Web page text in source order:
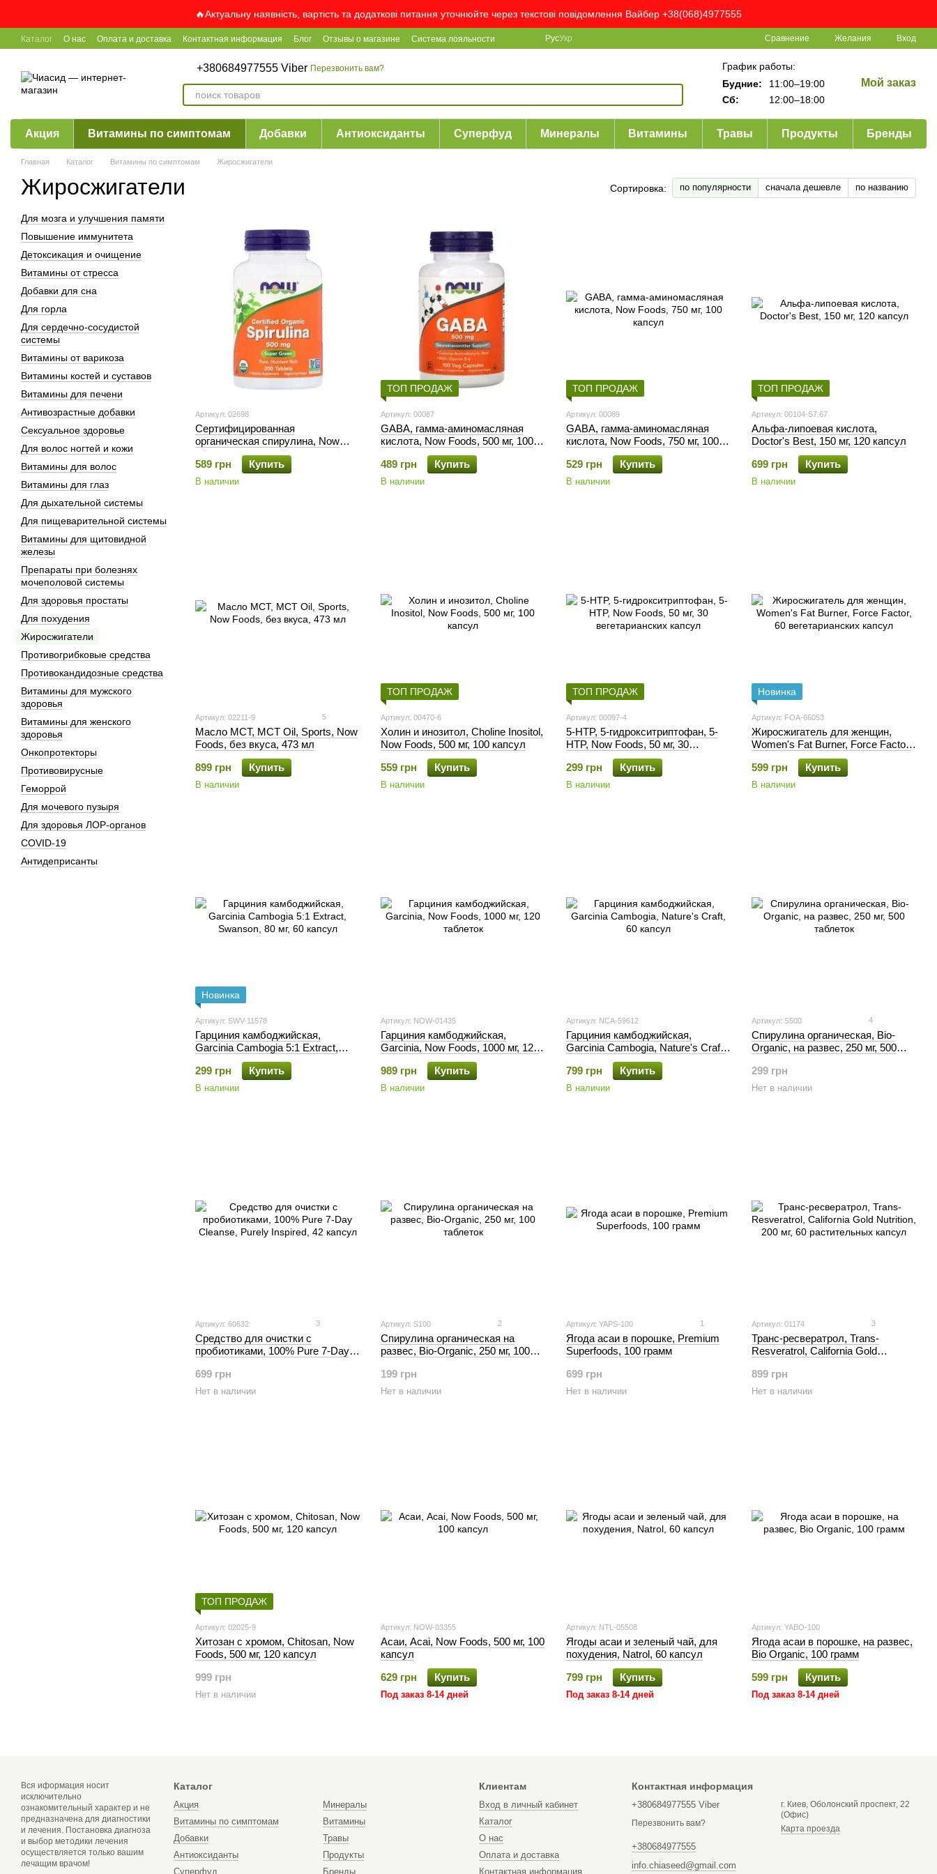
🔥Актуальну наявність, вартість та додаткові питання уточнюйте через текстові повідомлення Вайбер +38(068)4977555
Каталог О нас Оплата и доставка Контактная информация Блог Отзывы о магазине Система лояльности РусУкр Сравнение Желания Вход
+380684977555 Viber Перезвонить вам?
График работы:
Будние:
11:00–19:00
Сб:
12:00–18:00
Мой заказ
Акция Витамины по симптомам Добавки Антиоксиданты Суперфуд Минералы Витамины Травы Продукты Бренды
Главная Каталог Витамины по симптомам Жиросжигатели
Жиросжигатели Сортировка: по популярности сначала дешевле по названию
Артикул: 02698
Сертифицированная
органическая спирулина, Now
Foods, 500 мг, 200 таблеток
589 грн
Купить
В наличии
ТОП ПРОДАЖ
Артикул: 00087
GABA, гамма-аминомасляная
кислота, Now Foods, 500 мг, 100
489 грн
Купить
В наличии
ТОП ПРОДАЖ
Артикул: 00089
GABA, гамма-аминомасляная
кислота, Now Foods, 750 мг, 100
529 грн
Купить
В наличии
ТОП ПРОДАЖ
Артикул: 00104-S7.67
Альфа-липоевая кислота,
Doctor's Best, 150 мг, 120 капсул
699 грн
Купить
В наличии
Артикул: 02211-9 5
Масло МСТ, MCT Oil, Sports, Now
Foods, без вкуса, 473 мл
899 грн
Купить
В наличии
ТОП ПРОДАЖ
Артикул: 00470-6
Холин и инозитол, Choline Inositol,
Now Foods, 500 мг, 100 капсул
559 грн
Купить
В наличии
ТОП ПРОДАЖ
Артикул: 00097-4
5-HTP, 5-гидрокситриптофан, 5-
HTP, Now Foods, 50 мг, 30
вегетарианских капсул
299 грн
Купить
В наличии
Новинка
Артикул: FOA-66053
Жиросжигатель для женщин,
Women's Fat Burner, Force Factor,
60 вегетарианских капсул
599 грн
Купить
В наличии
Новинка
Артикул: SWV-11578
Гарциния камбоджийская,
Garcinia Cambogia 5:1 Extract,
Swanson, 80 мг, 60 капсул
299 грн
Купить
В наличии
Артикул: NOW-01435
Гарциния камбоджийская,
Garcinia, Now Foods, 1000 мг, 120
989 грн
Купить
В наличии
Артикул: NCA-59612
Гарциния камбоджийская,
Garcinia Cambogia, Nature's Craft,
60 капсул
799 грн
Купить
В наличии
Артикул: S500 4
Спирулина органическая, Bio-
Organic, на развес, 250 мг, 500
299 грн
Нет в наличии
Артикул: 60632 3
Средство для очистки с
пробиотиками, 100% Pure 7-Day
699 грн
Нет в наличии
Артикул: S100 2
Спирулина органическая на
развес, Bio-Organic, 250 мг, 100
199 грн
Нет в наличии
Артикул: YAPS-100 1
Ягода асаи в порошке, Premium
Superfoods, 100 грамм
699 грн
Нет в наличии
Артикул: 01174 3
Транс-ресвератрол, Trans-
Resveratrol, California Gold
капсул
899 грн
Нет в наличии
ТОП ПРОДАЖ
Артикул: 02025-9
Хитозан с хромом, Chitosan, Now
Foods, 500 мг, 120 капсул
999 грн
Нет в наличии
Артикул: NOW-03355
Асаи, Acai, Now Foods, 500 мг, 100
капсул
629 грн
Купить
Под заказ 8-14 дней
Артикул: NTL-05508
Ягоды асаи и зеленый чай, для
похудения, Natrol, 60 капсул
799 грн
Купить
Под заказ 8-14 дней
Артикул: YABO-100
Ягода асаи в порошке, на развес,
Bio Organic, 100 грамм
599 грн
Купить
Под заказ 8-14 дней
Для мозга и улучшения памяти
Повышение иммунитета
Детоксикация и очищение
Витамины от стресса
Добавки для сна
Для горла
Для сердечно-сосудистой
системы
Витамины от варикоза
Витамины костей и суставов
Витамины для печени
Антивозрастные добавки
Сексуальное здоровье
Для волос ногтей и кожи
Витамины для волос
Витамины для глаз
Для дыхательной системы
Для пищеварительной системы
Витамины для щитовидной
железы
Препараты при болезнях
мочеполовой системы
Для здоровья простаты
Для похудения
Жиросжигатели
Противогрибковые средства
Противокандидозные средства
Витамины для мужского
здоровья
Витамины для женского
здоровья
Онкопротекторы
Противовирусные
Геморрой
Для мочевого пузыря
Для здоровья ЛОР-органов
COVID-19
Антидеприсанты
Вся иформация носит
исключительно
ознакомительный характер и не
предназначена для диагностики
и лечения. Постановка диагноза
и выбор методики лечения
осуществляется только вашим
лечащим врачом!
Каталог
Акция
Витамины по симптомам
Добавки
Антиоксиданты
Суперфуд
Минералы
Витамины
Травы
Продукты
Бренды
Клиентам
Вход в личный кабинет
Каталог
О нас
Оплата и доставка
Контактная информация
Контактная информация
+380684977555 Viber
Перезвонить вам?
+380684977555
info.chiaseed@gmail.com
г. Киев, Оболонский проспект, 22
(Офис)
Карта проезда